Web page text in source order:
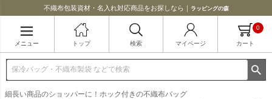
不織布包装資材・名入れ対応商品をお探しなら｜ ラッピングの森
メニュー トップ 検索 マイページ カート
0
細長い商品のショッパーに！ホック付きの不織布バッグ